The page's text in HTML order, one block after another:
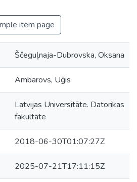
item page
Ščeguļnaja-Dubrovska, Oksana
Ambarovs, Uģis
Latvijas Universitāte. Datorikas
fakultāte
2018-06-30T01:07:27Z
2025-07-21T17:11:15Z